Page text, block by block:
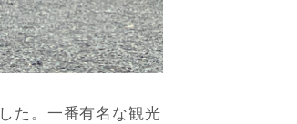
た。一番有名な観光